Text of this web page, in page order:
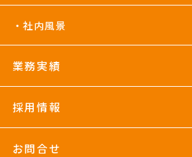
社内風景
業務実績
採用情報
お問合せ